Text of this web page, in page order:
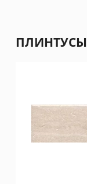
ПЛИНТУСЫ